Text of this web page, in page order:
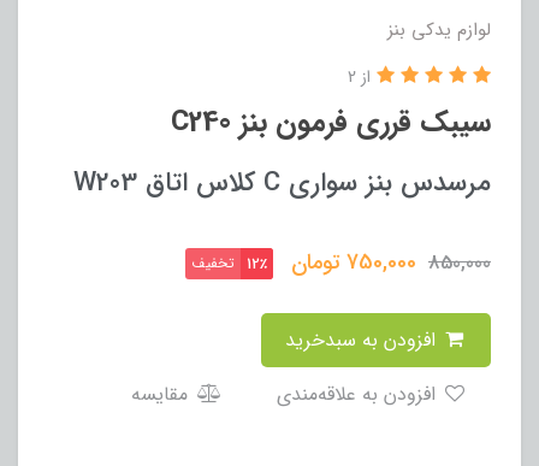
لوازم یدکی بنز
سیبک قرری فرمون بنز C240
از 2
مرسدس بنز سواری C کلاس اتاق W203
850,000
750,000تومان 12٪ تخفیف
مقایسه